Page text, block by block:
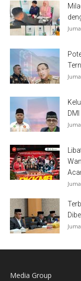
Media Group